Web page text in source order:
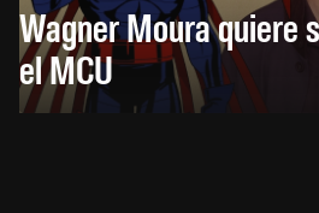
Wagner Moura quiere
el MCU